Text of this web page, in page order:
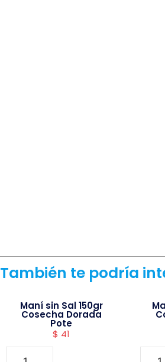
También te podría
Maní sin Sal 150gr
Cosecha Dorada
Pote
$ 41